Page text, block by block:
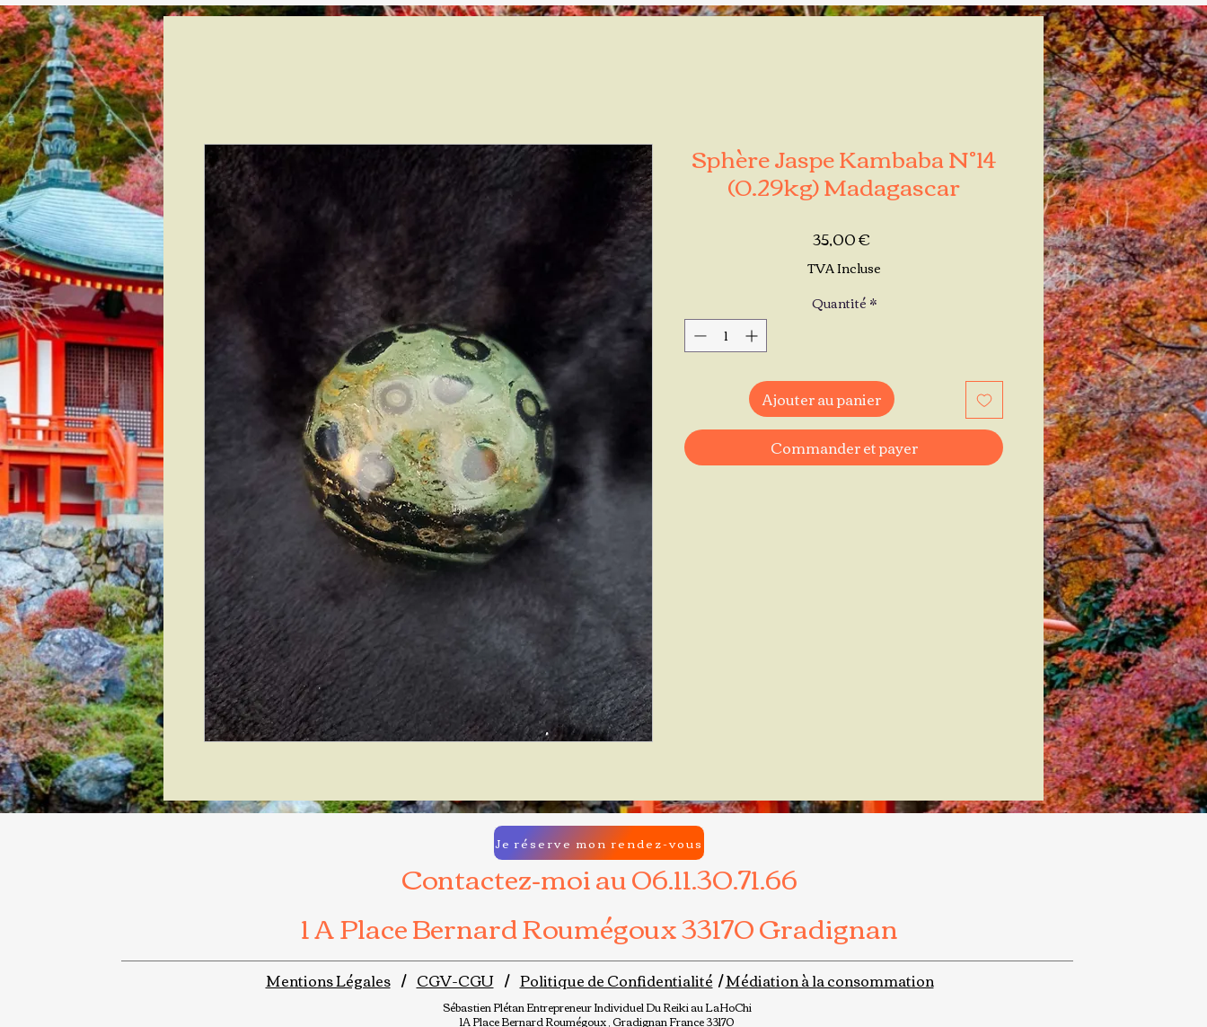
Sphère Jaspe Kambaba N°14
(0.29kg) Madagascar
35,00 €Prix
TVA Incluse
Quantité*
Ajouter au panier
Commander et payer
Contactez-moi au 06.11.30.71.66
1 A Place Bernard Roumégoux 33170 Gradignan
Je réserve mon rendez-vous
Mentions Légales/ CGV-CGU/ Politique de Confidentialité /Médiation à la consommation
Sébastien PlétanEntrepreneur IndividuelDu Reiki au LaHoChi
1A Place Bernard Roumégoux , Gradignan France 33170